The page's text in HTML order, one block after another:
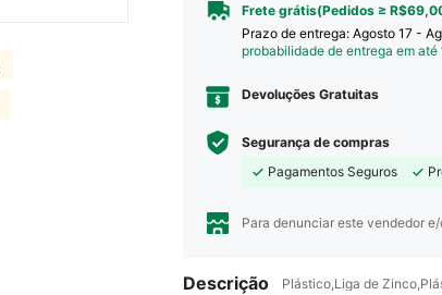
Frete grátis(Pedidos ≥
Prazo de entrega: Agosto 17 -
probabilidade de entrega em até
Devoluções Gratuitas
Segurança de compras
Pagamentos Seguros
Para denunciar este vendedor
Descrição Plástico,Liga de
4,81 22